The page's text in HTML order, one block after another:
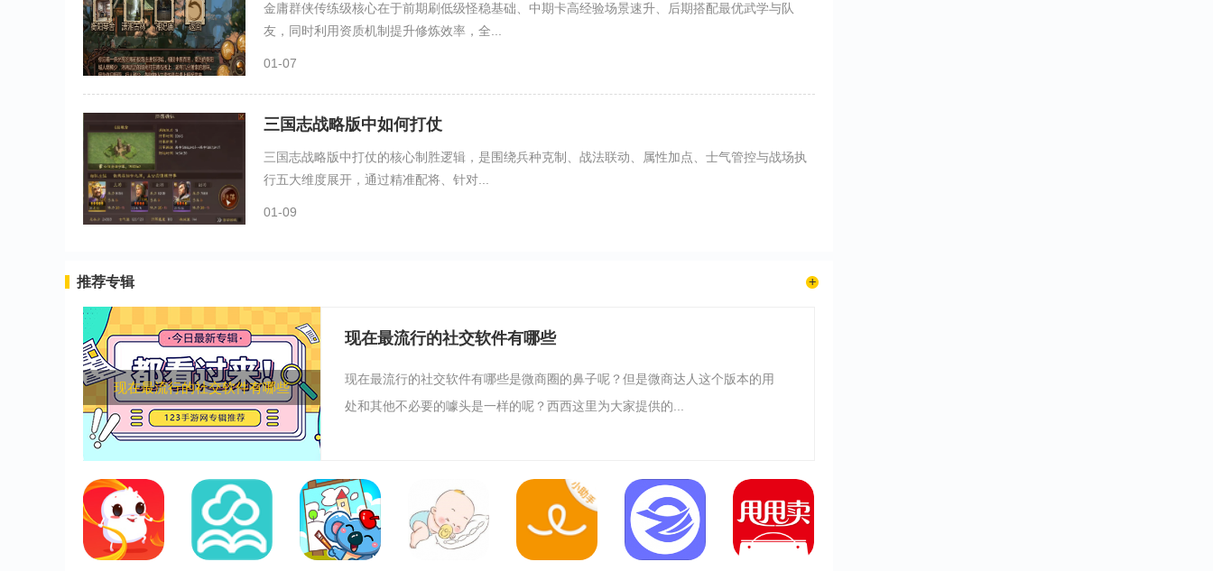
金庸群侠传练级核心在于前期刷低级怪稳基础、中期卡高经验场景速升、后期搭配最优武学与队
友，同时利用资质机制提升修炼效率，全...
01-07
三国志战略版中如何打仗
三国志战略版中打仗的核心制胜逻辑，是围绕兵种克制、战法联动、属性加点、士气管控与战场执
行五大维度展开，通过精准配将、针对...
01-09
推荐专辑
现在最流行的社交软件有哪些
现在最流行的社交软件有哪些
现在最流行的社交软件有哪些是微商圈的鼻子呢？但是微商达人这个版本的用
处和其他不必要的噱头是一样的呢？西西这里为大家提供的...